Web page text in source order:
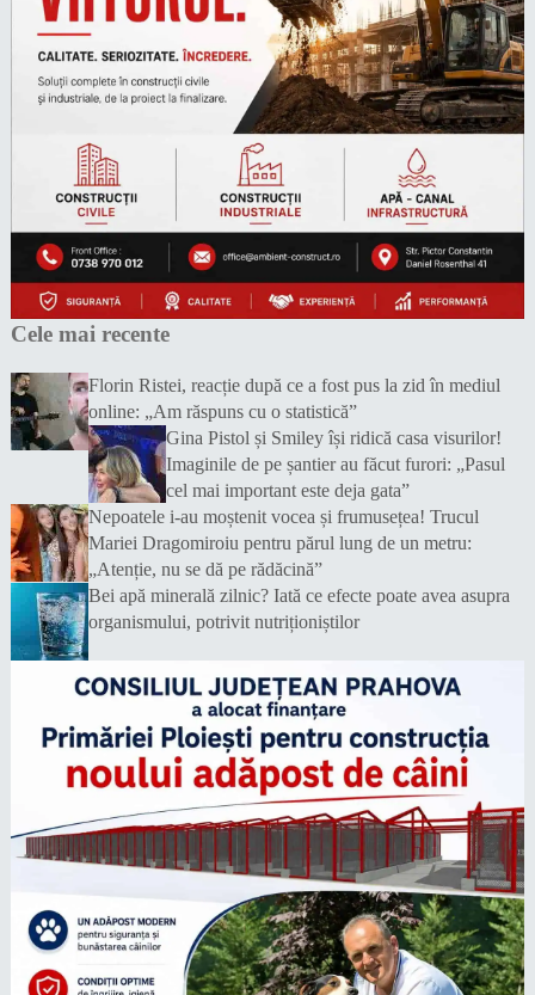
Cele mai recente
Florin Ristei, reacție după ce a fost pus la zid în mediul
online: „Am răspuns cu o statistică”
Gina Pistol și Smiley își ridică casa visurilor!
Imaginile de pe șantier au făcut furori: „Pasul
cel mai important este deja gata”
Nepoatele i-au moștenit vocea și frumusețea! Trucul
Mariei Dragomiroiu pentru părul lung de un metru:
„Atenție, nu se dă pe rădăcină”
Bei apă minerală zilnic? Iată ce efecte poate avea asupra
organismului, potrivit nutriționiștilor